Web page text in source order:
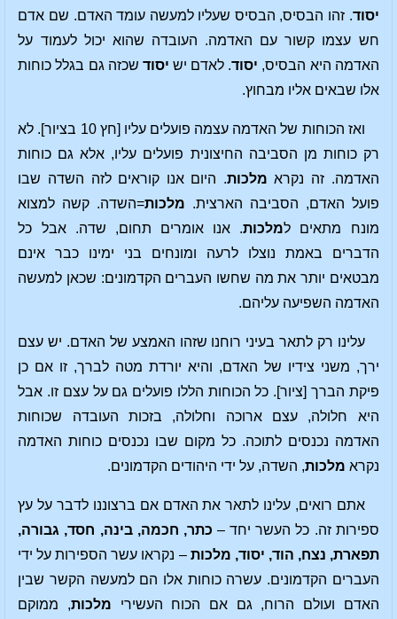
יסוד. זהו הבסיס, הבסיס שעליו למעשה עומד האדם. שם אדם
חש עצמו קשור עם האדמה. העובדה שהוא יכול לעמוד על
האדמה היא הבסיס, יסוד. לאדם יש יסוד שכזה גם בגלל כוחות
אלו שבאים אליו מבחוץ.
ואז הכוחות של האדמה עצמה פועלים עליו [חץ 10 בציור]. לא
רק כוחות מן הסביבה החיצונית פועלים עליו, אלא גם כוחות
האדמה. זה נקרא מלכות. היום אנו קוראים לזה השדה שבו
פועל האדם, הסביבה הארצית. מלכות=השדה. קשה למצוא
מונח מתאים למלכות. אנו אומרים תחום, שדה. אבל כל
הדברים באמת נוצלו לרעה ומונחים בני ימינו כבר אינם
מבטאים יותר את מה שחשו העברים הקדמונים: שכאן למעשה
האדמה השפיעה עליהם.
עלינו רק לתאר בעיני רוחנו שזהו האמצע של האדם. יש עצם
ירך, משני צידיו של האדם, והיא יורדת מטה לברך, זו אם כן
פיקת הברך [ציור]. כל הכוחות הללו פועלים גם על עצם זו. אבל
היא חלולה, עצם ארוכה וחלולה, בזכות העובדה שכוחות
האדמה נכנסים לתוכה. כל מקום שבו נכנסים כוחות האדמה
נקרא מלכות, השדה, על ידי היהודים הקדמונים.
אתם רואים, עלינו לתאר את האדם אם ברצוננו לדבר על עץ
ספירות זה. כל העשר יחד – כתר, חכמה, בינה, חסד, גבורה,
תפארת, נצח, הוד, יסוד, מלכות – נקראו עשר הספירות על ידי
העברים הקדמונים. עשרה כוחות אלו הם למעשה הקשר שבין
האדם ועולם הרוח, גם אם הכוח העשירי מלכות, ממוקם